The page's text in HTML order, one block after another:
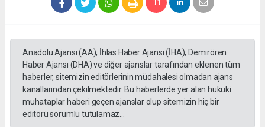
Anadolu Ajansı (AA), İhlas Haber Ajansı (İHA), Demirören
Haber Ajansı (DHA) ve diğer ajanslar tarafından eklenen tüm
haberler, sitemizin editörlerinin müdahalesi olmadan ajans
kanallarından çekilmektedir. Bu haberlerde yer alan hukuki
muhataplar haberi geçen ajanslar olup sitemizin hiç bir
editörü sorumlu tutulamaz...